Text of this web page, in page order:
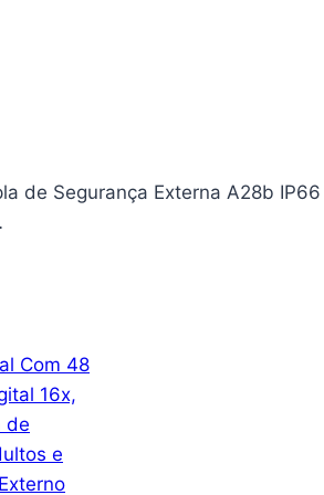
de Segurança Externa A28b